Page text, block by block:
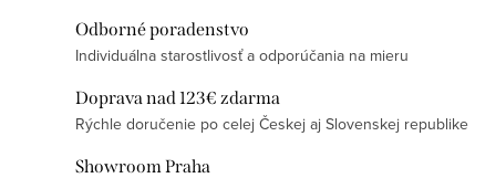
Odborné poradenstvo
Individuálna starostlivosť a odporúčania na mieru
Doprava nad 123€ zdarma
Rýchle doručenie po celej Českej aj Slovenskej republike
Showroom Praha